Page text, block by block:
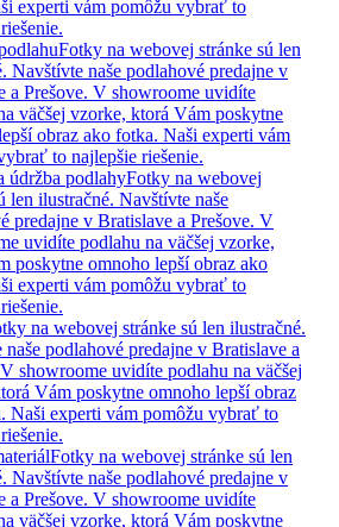
experti vám pomôžu vybrať to
Fotky na webovej stránke sú len
Navštívte naše podlahové predajne v
a Prešove. V showroome uvidíte
väčšej vzorke, ktorá Vám poskytne
obraz ako fotka. Naši experti vám
to najlepšie riešenie.
údržba podlahyFotky na webovej
len ilustračné. Navštívte naše
predajne v Bratislave a Prešove. V
uvidíte podlahu na väčšej vzorke,
poskytne omnoho lepší obraz ako
experti vám pomôžu vybrať to
na webovej stránke sú len ilustračné.
podlahové predajne v Bratislave a
showroome uvidíte podlahu na väčšej
Vám poskytne omnoho lepší obraz
Naši experti vám pomôžu vybrať to
Fotky na webovej stránke sú len
Navštívte naše podlahové predajne v
a Prešove. V showroome uvidíte
väčšej vzorke, ktorá Vám poskytne